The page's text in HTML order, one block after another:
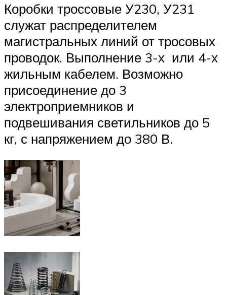
Коробки троссовые У230, У231
служат распределителем
магистральных линий от тросовых
проводок. Выполнение 3-х или 4-х
жильным кабелем. Возможно
присоединение до 3
электроприемников и
подвешивания светильников до 5
кг, с напряжением до 380 В.